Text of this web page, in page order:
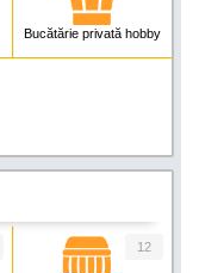
Bucătărie privată hobby
12